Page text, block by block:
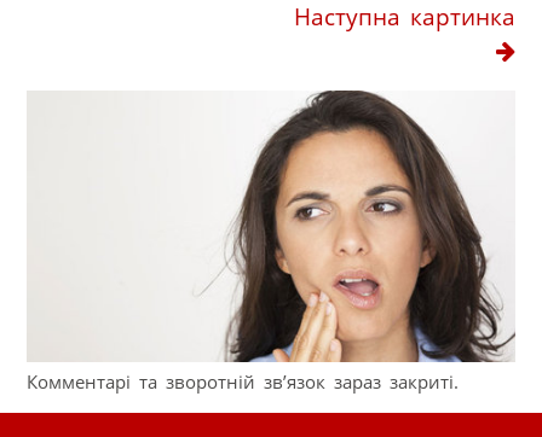
Наступна картинка
Комментарі та зворотній зв’язок зараз закриті.